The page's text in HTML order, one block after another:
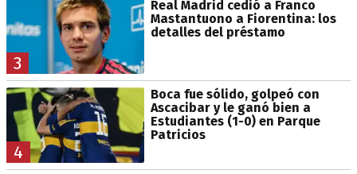
3
Real Madrid cedió a Franco
Mastantuono a Fiorentina: los
detalles del préstamo
4
Boca fue sólido, golpeó con
Ascacibar y le ganó bien a
Estudiantes (1-0) en Parque
Patricios